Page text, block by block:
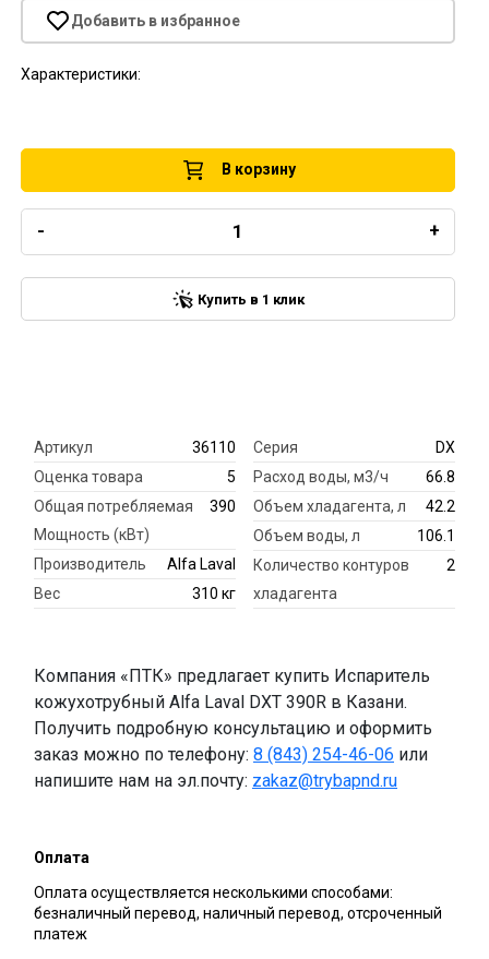
Добавить в избранное
Характеристики:
В корзину
- +
Купить в 1 клик
Артикул
36110
Оценка товара
5
Общая потребляемая
Мощность (кВт)
390
Производитель
Alfa Laval
Вес
310 кг
Серия
DX
Расход воды, м3/ч
66.8
Объем хладагента, л
42.2
Объем воды, л
106.1
Количество контуров
хладагента
2
Компания «ПТК» предлагает купить Испаритель
кожухотрубный Alfa Laval DXT 390R в Казани.
Получить подробную консультацию и оформить
заказ можно по телефону: 8 (843) 254-46-06 или
напишите нам на эл.почту: zakaz@trybapnd.ru
Оплата
Оплата осуществляется несколькими способами:
безналичный перевод, наличный перевод, отсроченный
платеж